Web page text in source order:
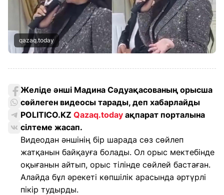
qazaq.today
Желіде әнші Мадина Сәдуақасованың орысша
сөйлеген видеосы тарады, деп хабарлайды
POLITICO.KZ Qazaq.today ақпарат порталына
сілтеме жасап.
Видеодан әншінің бір шарада сөз сөйлеп
жатқанын байқауға болады. Ол орыс мектебінде
оқығанын айтып, орыс тілінде сөйлей бастаған.
Алайда бұл әрекеті көпшілік арасында әртүрлі
пікір тудырды.